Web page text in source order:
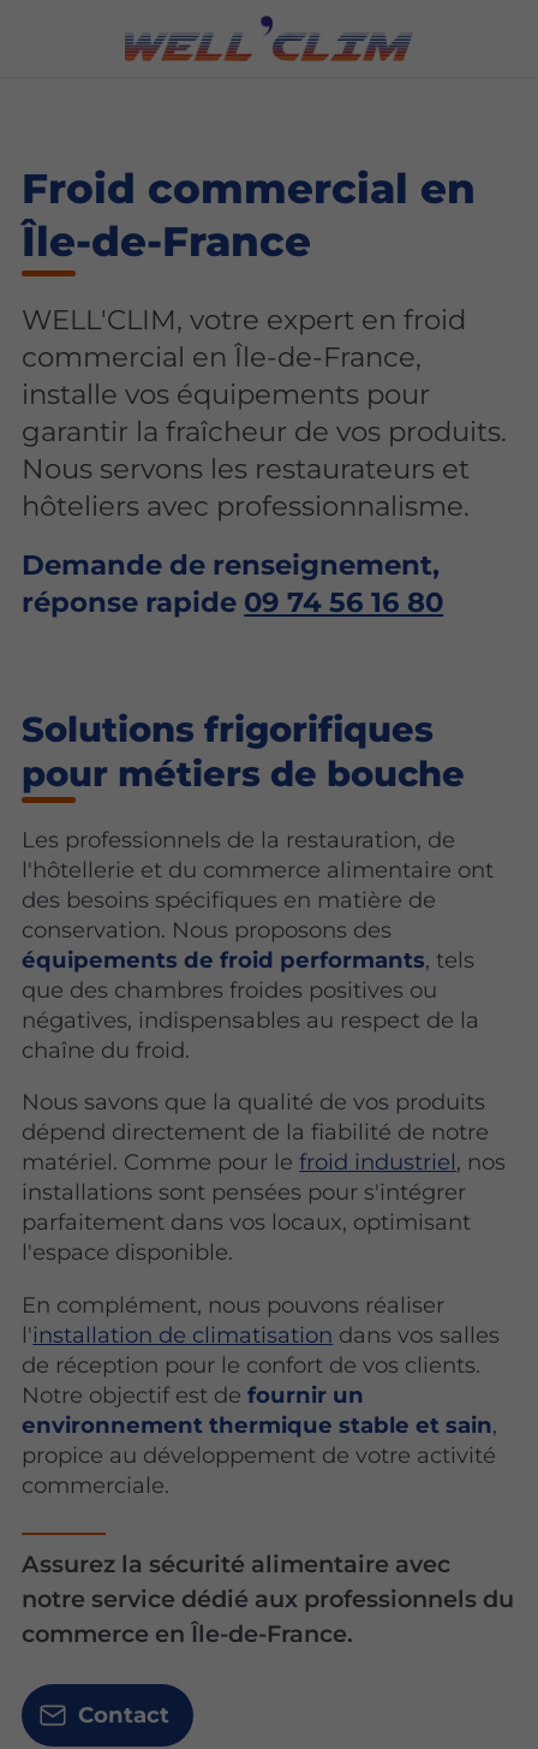
Froid commercial en
Île-de-France
WELL'CLIM, votre expert en froid
commercial en Île-de-France,
installe vos équipements pour
garantir la fraîcheur de vos produits.
Nous servons les restaurateurs et
hôteliers avec professionnalisme.
Demande de renseignement,
réponse rapide 09 74 56 16 80
Solutions frigorifiques
pour métiers de bouche
Les professionnels de la restauration, de
l'hôtellerie et du commerce alimentaire ont
des besoins spécifiques en matière de
conservation. Nous proposons des
équipements de froid performants, tels
que des chambres froides positives ou
négatives, indispensables au respect de la
chaîne du froid.
Nous savons que la qualité de vos produits
dépend directement de la fiabilité de notre
matériel. Comme pour lefroid industriel, nos
installations sont pensées pour s'intégrer
parfaitement dans vos locaux, optimisant
l'espace disponible.
En complément, nous pouvons réaliser
l'installation de climatisation dans vos salles
de réception pour le confort de vos clients.
Notre objectif est defournir un
environnement thermique stable et sain,
propice au développement de votre activité
commerciale.
Assurez la sécurité alimentaire avec
notre service dédié aux professionnels du
commerce en Île-de-France.
Contact